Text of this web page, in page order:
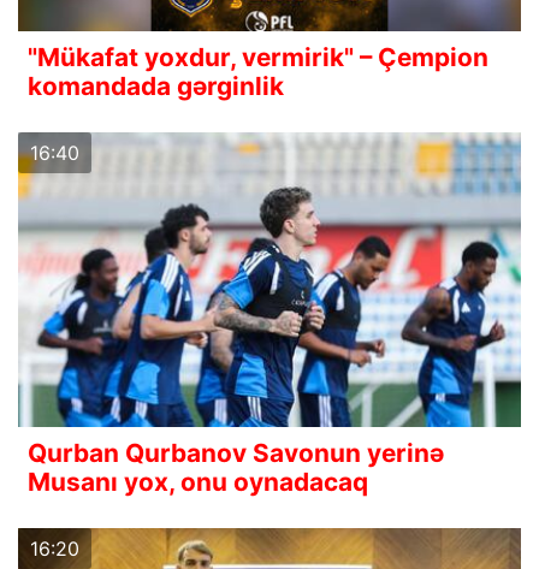
"Mükafat yoxdur, vermirik" – Çempion
komandada gərginlik
16:40
Qurban Qurbanov Savonun yerinə
Musanı yox, onu oynadacaq
16:20